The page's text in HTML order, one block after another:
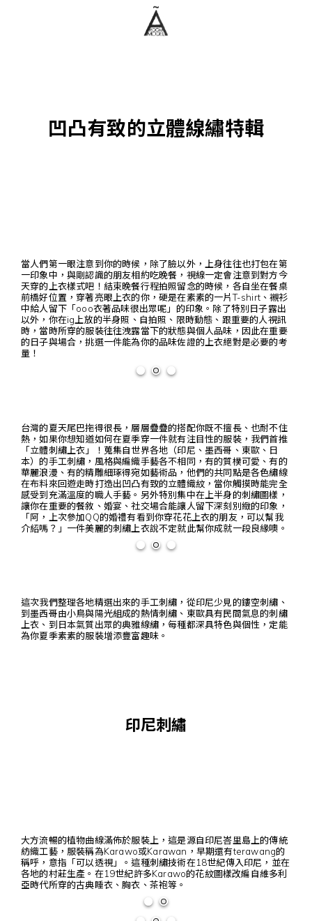
凹凸有致的立體線繡特輯
當人們第一眼注意到你的時候，除了臉以外，上身往往也打包在第
一印象中，與剛認識的朋友相約吃晚餐，視線一定會注意到對方今
天穿的上衣樣式吧！結束晚餐行程拍照留念的時候，各自坐在餐桌
前橋好位置，穿著亮眼上衣的你，硬是在素素的一片T-shirt、襯衫
中給人留下「ooo衣著品味很出眾呢」的印象。除了特別日子露出
以外，你在ig上放的半身照、自拍照、限時動態、跟重要的人視訊
時，當時所穿的服裝往往洩露當下的狀態與個人品味，因此在重要
的日子與場合，挑選一件能為你的品味佐證的上衣絕對是必要的考
量！
台灣的夏天尾巴拖得很長，層層疊疊的搭配你既不擅長、也耐不住
熱，如果你想知道如何在夏季穿一件就有注目性的服裝，我們首推
「立體刺繡上衣」！蒐集自世界各地（印尼、墨西哥、東歐、日
本）的手工刺繡，風格與編織手藝各不相同，有的質樸可愛、有的
華麗浪漫、有的精雕細琢得宛如藝術品，他們的共同點是各色繡線
在布料來回遊走時打造出凹凸有致的立體織紋，當你觸摸時能完全
感受到充滿溫度的職人手藝。另外特別集中在上半身的刺繡圖樣，
讓你在重要的餐敘、婚宴、社交場合能讓人留下深刻別緻的印象，
「阿，上次參加QQ的婚禮有看到你穿花花上衣的朋友，可以幫我
介紹嗎？」一件美麗的刺繡上衣說不定就此幫你成就一段良緣噢。
這次我們整理各地精選出來的手工刺繡，從印尼少見的鏤空刺繡、
到墨西哥由小鳥與陽光組成的熱情刺繡、東歐具有民間氣息的刺繡
上衣、到日本氣質出眾的典雅線繡，每種都深具特色與個性，定能
為你夏季素素的服裝增添豐富趣味。
印尼刺繡
大方流暢的植物曲線滿佈於服裝上，這是源自印尼峇里島上的傳統
紡織工藝，服裝稱為Karawo或Karawan，早期還有terawang的
稱呼，意指「可以透視」。這種刺繡技術在18世紀傳入印尼，並在
各地的村莊生產。在19世紀許多Karawo的花紋圖樣改編自維多利
亞時代所穿的古典睡衣、胸衣、茶袍等。